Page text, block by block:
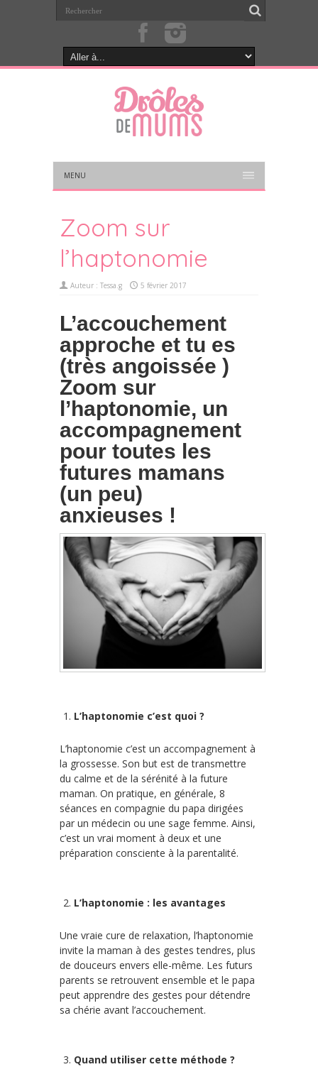
MENU
Zoom sur
l’haptonomie
Auteur : Tessa.g 5 février 2017
L’accouchement
approche et tu es
(très angoissée )
Zoom sur
l’haptonomie, un
accompagnement
pour toutes les
futures mamans
(un peu)
anxieuses !
L’haptonomie c’est quoi ?
L’haptonomie c’est un accompagnement à
la grossesse. Son but est de transmettre
du calme et de la sérénité à la future
maman. On pratique, en générale, 8
séances en compagnie du papa dirigées
par un médecin ou une sage femme. Ainsi,
c’est un vrai moment à deux et une
préparation consciente à la parentalité.
L’haptonomie : les avantages
Une vraie cure de relaxation, l’haptonomie
invite la maman à des gestes tendres, plus
de douceurs envers elle-même. Les futurs
parents se retrouvent ensemble et le papa
peut apprendre des gestes pour détendre
sa chérie avant l’accouchement.
Quand utiliser cette méthode ?